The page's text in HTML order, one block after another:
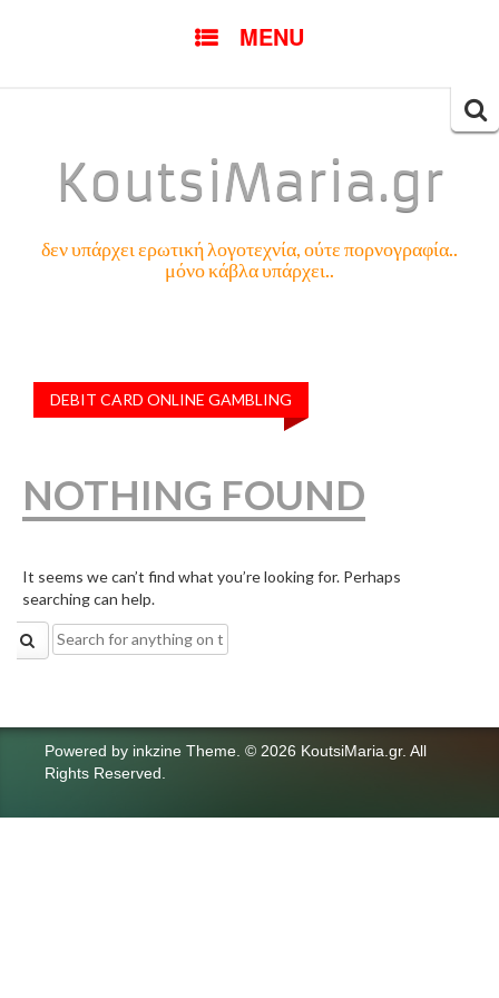
MENU
KoutsiMaria.gr
δεν υπάρχει ερωτική λογοτεχνία, ούτε πορνογραφία..
μόνο κάβλα υπάρχει..
DEBIT CARD ONLINE GAMBLING
NOTHING FOUND
It seems we can’t find what you’re looking for. Perhaps
searching can help.
Search
for:
Powered by inkzine Theme © 2026 KoutsiMaria.gr. All
Rights Reserved.